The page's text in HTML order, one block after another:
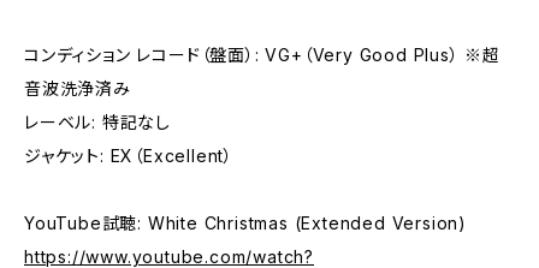
コンディション レコード（盤面）: VG+（Very Good Plus） ※超
音波洗浄済み
レーベル: 特記なし
ジャケット: EX（Excellent）
YouTube試聴: White Christmas (Extended Version)
https://www.youtube.com/watch?